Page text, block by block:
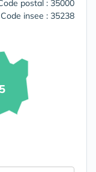
postal : 35000
Code insee : 35238